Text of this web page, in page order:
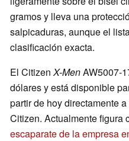
gramos y lleva una
salpicaduras, aunque el
clasificación exacta.
El CitizenX-MenAW5007-
dólares y está disponible
partir de hoy directamente
Citizen. Actualmente figura
escaparate de la empresa